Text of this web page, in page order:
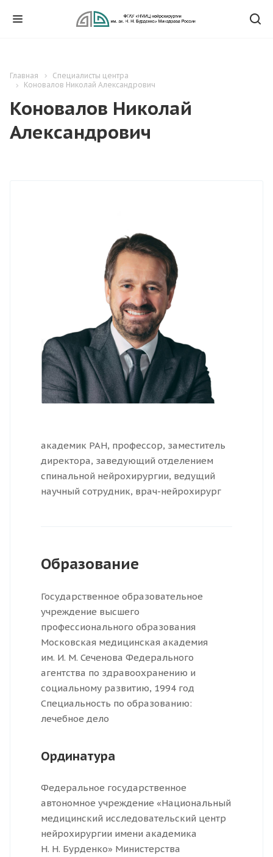
Главная
Специалисты центра
Коновалов Николай Александрович
Коновалов Николай
Александрович
академик РАН, профессор, заместитель
директора, заведующий отделением
спинальной нейрохирургии, ведущий
научный сотрудник, врач-нейрохирург
Образование
Государственное образовательное
учреждение высшего
профессионального образования
Московская медицинская академия
им. И. М. Сеченова Федерального
агентства по здравоохранению и
социальному развитию, 1994 год
Специальность по образованию:
лечебное дело
Ординатура
Федеральное государственное
автономное учреждение «Национальный
медицинский исследовательский центр
нейрохирургии имени академика
Н. Н. Бурденко» Министерства